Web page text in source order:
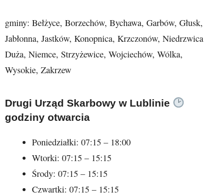
gminy: Bełżyce, Borzechów, Bychawa, Garbów, Głusk,
Jabłonna, Jastków, Konopnica, Krzczonów, Niedrzwica
Duża, Niemce, Strzyżewice, Wojciechów, Wólka,
Wysokie, Zakrzew
Drugi Urząd Skarbowy w Lublinie
godziny otwarcia
Poniedziałki: 07:15 – 18:00
Wtorki: 07:15 – 15:15
Środy: 07:15 – 15:15
Czwartki: 07:15 – 15:15